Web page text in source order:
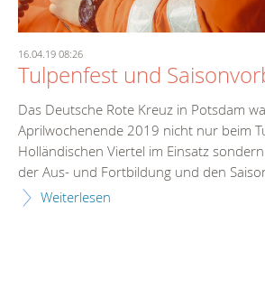
16.04.19 08:26
Tulpenfest und
Das Deutsche Rote Kreuz in Potsdam
Aprilwochenende 2019 nicht nur beim
Holländischen Viertel im Einsatz
der Aus- und Fortbildung und den
Weiterlesen